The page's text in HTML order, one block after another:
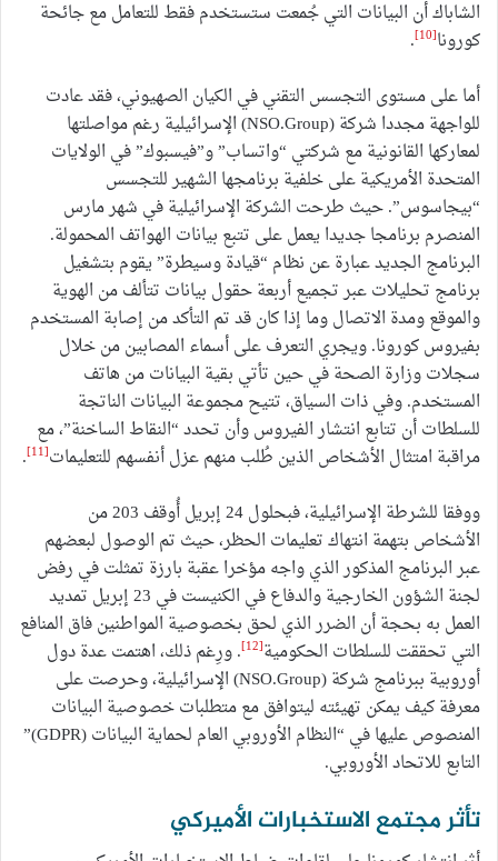
الشاباك أن البيانات التي جُمعت ستستخدم فقط للتعامل مع جائحة
كورونا[10]
.
أما على مستوى التجسس التقني في الكيان الصهيوني، فقد عادت
للواجهة مجددا شركة (NSO.Group) الإسرائيلية رغم مواصلتها
لمعاركها القانونية مع شركتي “واتساب” و”فيسبوك” في الولايات
المتحدة الأمريكية على خلفية برنامجها الشهير للتجسس
“بيجاسوس”. حيث طرحت الشركة الإسرائيلية في شهر مارس
المنصرم برنامجا جديدا يعمل على تتبع بيانات الهواتف المحمولة.
البرنامج الجديد عبارة عن نظام “قيادة وسيطرة” يقوم بتشغيل
برنامج تحليلات عبر تجميع أربعة حقول بيانات تتألف من الهوية
والموقع ومدة الاتصال وما إذا كان قد تم التأكد من إصابة المستخدم
بفيروس كورونا. ويجري التعرف على أسماء المصابين من خلال
سجلات وزارة الصحة في حين تأتي بقية البيانات من هاتف
المستخدم. وفي ذات السياق، تتيح مجموعة البيانات الناتجة
للسلطات أن تتابع انتشار الفيروس وأن تحدد “النقاط الساخنة”، مع
مراقبة امتثال الأشخاص الذين طُلب منهم عزل أنفسهم للتعليمات[11]
.
ووفقا للشرطة الإسرائيلية، فبحلول 24 إبريل أُوقف 203 من
الأشخاص بتهمة انتهاك تعليمات الحظر، حيث تم الوصول لبعضهم
عبر البرنامج المذكور الذي واجه مؤخرا عقبة بارزة تمثلت في رفض
لجنة الشؤون الخارجية والدفاع في الكنيست في 23 إبريل تمديد
العمل به بحجة أن الضرر الذي لحق بخصوصية المواطنين فاق المنافع
التي تحققت للسلطات الحكومية[12]
. ورِغم ذلك، اهتمت عدة دول
أوروبية ببرنامج شركة (NSO.Group) الإسرائيلية، وحرصت على
معرفة كيف يمكن تهيئته ليتوافق مع متطلبات خصوصية البيانات
المنصوص عليها في “النظام الأوروبي العام لحماية البيانات (GDPR)”
التابع للاتحاد الأوروبي.
تأثر مجتمع الاستخبارات الأميركي